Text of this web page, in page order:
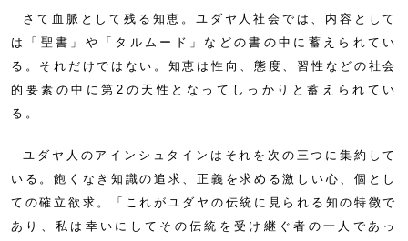
さて血脈として残る知恵。ユダヤ人社会では、内容として
は「聖書」や「タルムード」などの書の中に蓄えられてい
る。それだけではない。知恵は性向、態度、習性などの社会
的要素の中に第2の天性となってしっかりと蓄えられてい
る。
ユダヤ人のアインシュタインはそれを次の三つに集約して
いる。飽くなき知識の追求、正義を求める激しい心、個とし
ての確立欲求。「これがユダヤの伝統に見られる知の特徴で
あり、私は幸いにしてその伝統を受け継ぐ者の一人であっ